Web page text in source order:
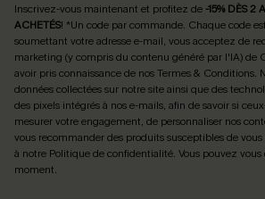
Inscrivez-vous maintenant et profitez de -15% DÈS 2
ACHETÉS! *Un code par commande. Chaque code
soumettant votre adresse e-mail, vous acceptez de
marketing (y compris du contenu généré par l'IA) de
avoir pris connaissance de nosTermes & Conditions.
données collectées sur notre site ainsi que des
des pixels intégrés à nos e-mails, afin de savoir si
mesurer votre engagement, de personnaliser nos
vous recommander des produits susceptibles de
à notre Politique de confidentialité. Vous pouvez
moment.